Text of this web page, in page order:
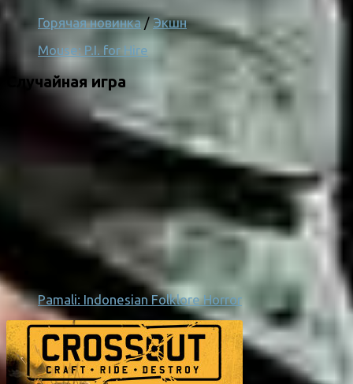
Горячая новинка/Экшн
Mouse: P.I. for Hire
Случайная игра
Pamali: Indonesian Folklore Horror